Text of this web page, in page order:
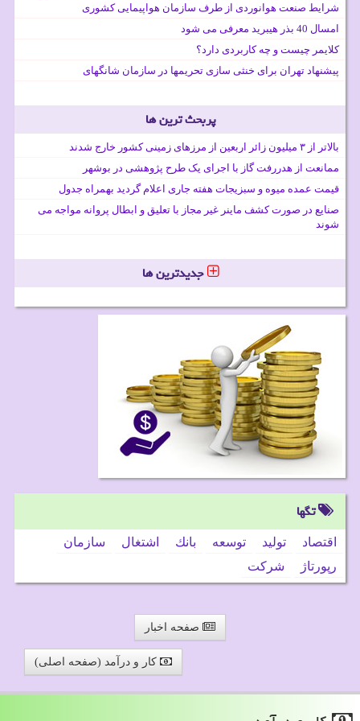
شرایط صنعت هوانوردی از طرف سازمان هواپیمایی کشوری
امسال 40 بذر هیبرید معرفی می شود
کلایمر چیست و چه کاربردی دارد؟
پیشنهاد تهران برای خنثی سازی تحریمها در سازمان شانگهای
پربحث ترین ها
بالاتر از ۳ میلیون زائر اربعین از مرزهای زمینی کشور خارج شدند
ممانعت از هدررفت گاز با اجرای یک طرح پژوهشی در بوشهر
قیمت عمده میوه و سبزیجات هفته جاری اعلام گردید بهمراه جدول
صنایع در صورت کشف ماینر غیر مجاز با تعلیق و ابطال پروانه مواجه می
شوند
جدیدترین ها
تگها
اقتصاد تولید توسعه بانك اشتغال
سازمان
رپورتاژ
شركت
صفحه اخبار
کار و درآمد (صفحه اصلی)